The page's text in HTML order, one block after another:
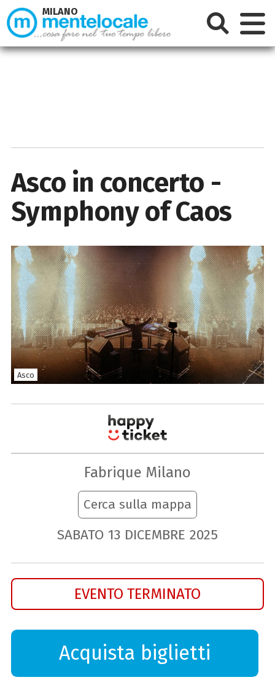
Asco in concerto -
Symphony of Caos
Asco
Fabrique Milano
Cerca sulla mappa
SABATO 13 DICEMBRE 2025
EVENTO TERMINATO
Acquista biglietti
MILANO